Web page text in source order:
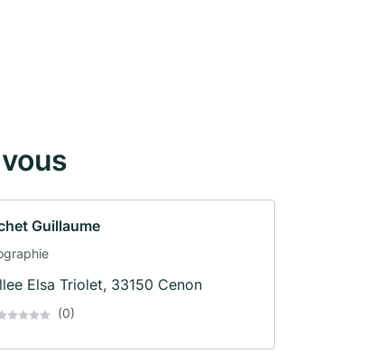
Guillaume
Elsa Triolet, 33150 Cenon
(0)